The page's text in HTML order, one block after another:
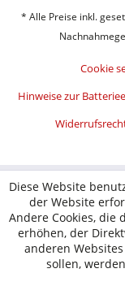
* Alle Preise inkl.
Cookie
Hinweise zur
Diese Website
der Website
Andere Cookies, die
erhöhen, der
anderen
sollen,